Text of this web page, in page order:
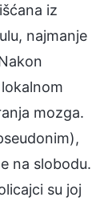
iz
najmanje
mozga.
na slobodu.
su joj